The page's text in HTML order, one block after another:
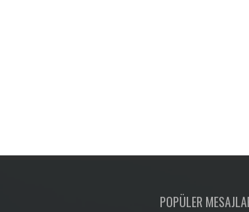
POPÜLER